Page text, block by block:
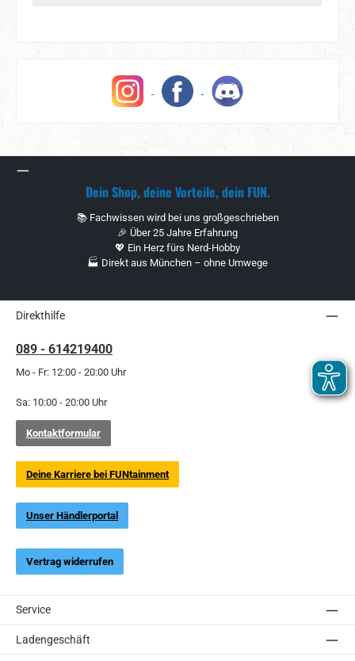
Dein Shop, deine Vorteile, dein FUN.
📚 Fachwissen wird bei uns großgeschrieben
🎉 Über 25 Jahre Erfahrung
💖 Ein Herz fürs Nerd-Hobby
🏭 Direkt aus München – ohne Umwege
Direkthilfe
089 - 614219400
Mo - Fr: 12:00 - 20:00 Uhr
Sa: 10:00 - 20:00 Uhr
Kontaktformular
Deine Karriere bei FUNtainment
Unser Händlerportal
Vertrag widerrufen
Service
Ladengeschäft